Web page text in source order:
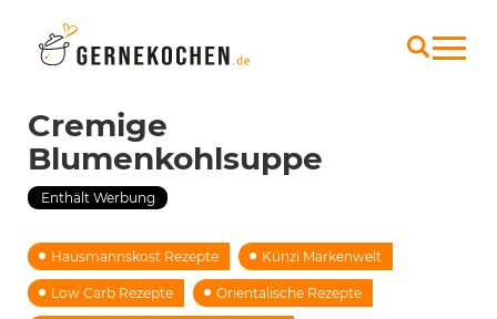
Cremige
Blumenkohlsuppe
Enthält Werbung
Hausmannskost Rezepte Künzi Markenwelt
Low Carb Rezepte Orientalische Rezepte